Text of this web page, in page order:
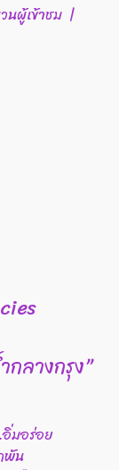
นผู้เข้าชม |
ลางกรุง”
มอร่อย
พัน